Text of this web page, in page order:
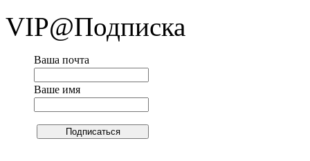
VIP@Подписка
Ваша почта
Ваше имя